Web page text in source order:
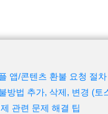
앱/콘텐츠 환불 요청 절차
방법 추가, 삭제, 변경 (토
관련 문제 해결 팁